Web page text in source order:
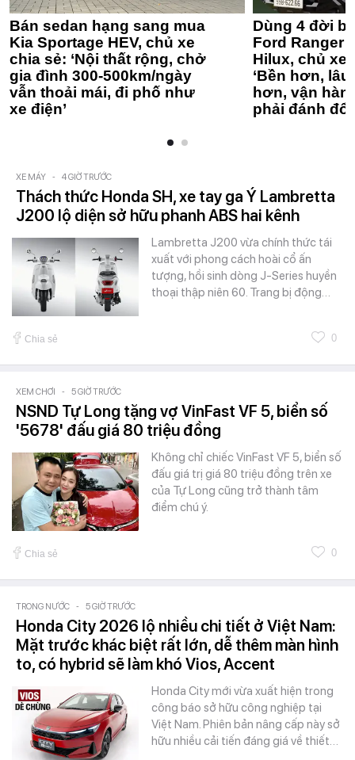
Bán sedan hạng sang mua
Kia Sportage HEV, chủ xe
chia sẻ: ‘Nội thất rộng, chở
gia đình 300-500km/ngày
vẫn thoải mái, đi phố như
xe điện’
Dùng 4 đời
Ford Ranger
Hilux, chủ xe
‘Bền hơn,
hơn, vận
phải đánh
XE MÁY - 4 GIỜ TRƯỚC
Thách thức Honda SH, xe tay ga Ý Lambretta
J200 lộ diện sở hữu phanh ABS hai kênh
Lambretta J200 vừa chính thức tái
xuất với phong cách hoài cổ ấn
tượng, hồi sinh dòng J-Series huyền
thoại thập niên 60. Trang bị động…
Chia sẻ 0
XEM CHƠI - 5 GIỜ TRƯỚC
NSND Tự Long tặng vợ VinFast VF 5, biển số
'5678' đấu giá 80 triệu đồng
Không chỉ chiếc VinFast VF 5, biển số
đấu giá trị giá 80 triệu đồng trên xe
của Tự Long cũng trở thành tâm
điểm chú ý.
Chia sẻ 0
TRONG NƯỚC - 5 GIỜ TRƯỚC
Honda City 2026 lộ nhiều chi tiết ở Việt Nam:
Mặt trước khác biệt rất lớn, dễ thêm màn hình
to, có hybrid sẽ làm khó Vios, Accent
Honda City mới vừa xuất hiện trong
công báo sở hữu công nghiệp tại
Việt Nam. Phiên bản nâng cấp này sở
hữu nhiều cải tiến đáng giá về thiết…